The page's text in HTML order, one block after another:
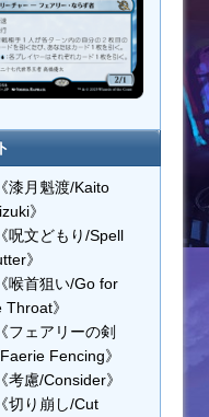
漆月魁渡/Kaito
》
呪文どもり/Spell
》
喉首狙い/Go for
Throat》
フェアリーの剣
Fencing》
考慮/Consider》
切り崩し/Cut